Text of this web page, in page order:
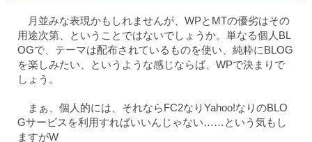
月並みな表現かもしれませんが、WPとMTの優劣はその
用途次第、ということではないでしょうか。単なる個人BL
OGで、テーマは配布されているものを使い、純粋にBLOG
を楽しみたい、というような感じならば、WPで決まりで
しょう。
まぁ、個人的には、それならFC2なりYahoo!なりのBLO
Gサービスを利用すればいいんじゃない……という気もし
ますがW